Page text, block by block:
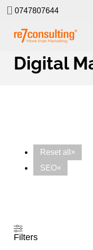
0747807644
Studii de
Digital
Reset all ×
SEO×
Filters